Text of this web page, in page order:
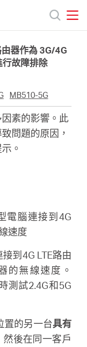
器作為 3G/4G
故障排除
MB510-5G
素的影響。此
問題的原因，
。
電腦連接到4G
速度
到4G LTE路由
的無線速度。
測試2.4G和5G
置的另一台具有
然後在同一客戶